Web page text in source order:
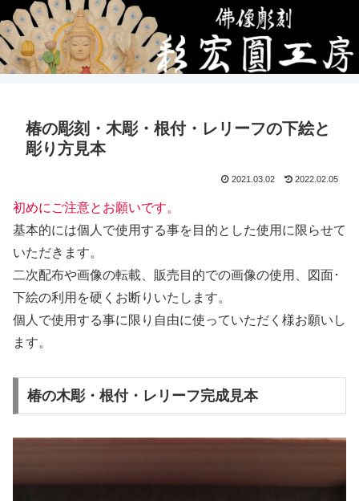
椿の彫刻・木彫・根付・レリーフの下絵と
彫り方見本
2021.03.02 2022.02.05
初めにご注意とお願いです。
基本的には個人で使用する事を目的とした使用に限らせて
いただきます。
二次配布や画像の転載、販売目的での画像の使用、図面･
下絵の利用を硬くお断りいたします。
個人で使用する事に限り自由に使っていただく様お願いし
ます。
椿の木彫・根付・レリーフ完成見本